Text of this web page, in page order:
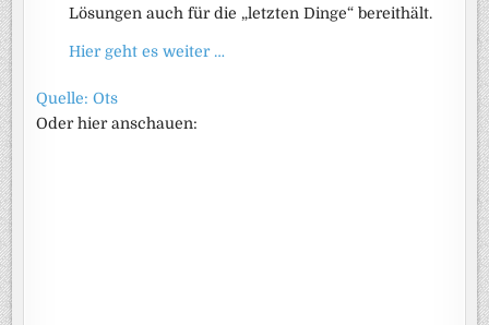
Lösungen auch für die „letzten Dinge“ bereithält.
Hier geht es weiter …
Quelle: Ots
Oder hier anschauen: